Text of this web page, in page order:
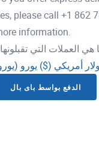
please call +1 862
information.
هي العملات التي
أمريكي ($) يورو
الدفع بواسط باى بال